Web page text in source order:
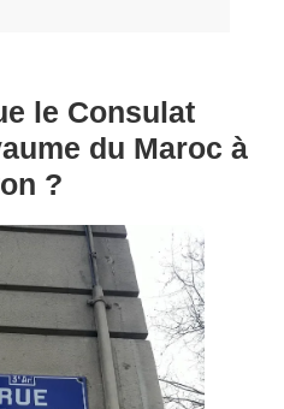
le Consulat
du Maroc à
?